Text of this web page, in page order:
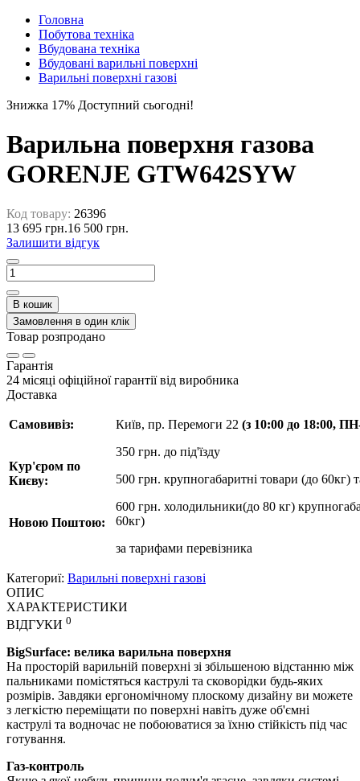
Головна
Побутова техніка
Вбудована техніка
Вбудовані варильні поверхні
Варильні поверхні газові
Знижка 17% Доступний сьогодні!
Варильна поверхня газова
GORENJE GTW642SYW
Код товару: 26396
13 695 грн.16 500 грн.
Залишити відгук
В кошик
Замовлення в один клік
Товар розпродано
Гарантія
24 місяці офіційної гарантії від виробника
Доставка
Самовивіз:
Кур'єром по
Києву:
Новою Поштою:
Київ, пр. Перемоги 22 (з 10:00 до 18:00,
350 грн. до під'їзду
500 грн. крупногабаритні товари (до 60кг)
600 грн. холодильники(до 80 кг)
60кг)
за тарифами перевізника
Категориї: Варильні поверхні газові
ОПИС
ХАРАКТЕРИСТИКИ
ВІДГУКИ 0
BigSurface: велика варильна поверхня
На просторій варильній поверхні зі збільшеною відстанню між
пальниками помістяться каструлі та сковорідки будь-яких
розмірів. Завдяки ергономічному плоскому дизайну ви можете
з легкістю переміщати по поверхні навіть дуже об'ємні
каструлі та водночас не побоюватися за їхню стійкість під час
готування.
Газ-контроль